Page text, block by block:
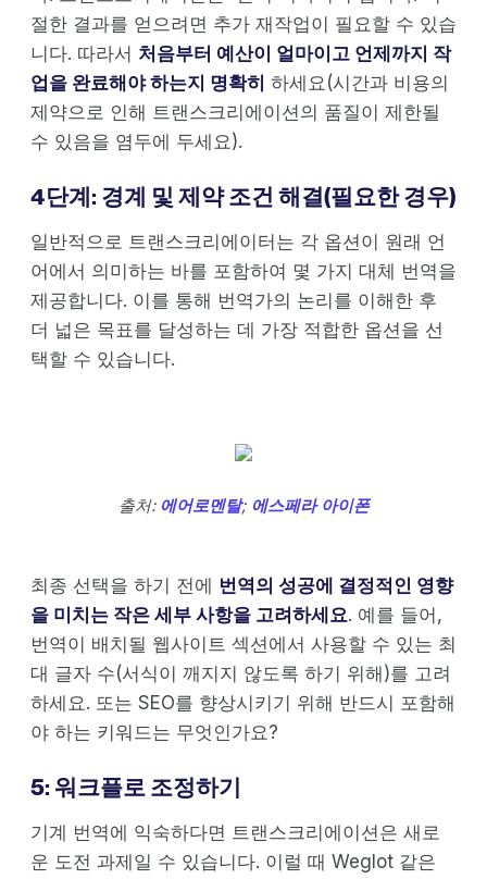
절한 결과를 얻으려면 추가 재작업이 필요할 수 있습
니다. 따라서 처음부터 예산이 얼마이고 언제까지 작
업을 완료해야 하는지 명확히 하세요(시간과 비용의
제약으로 인해 트랜스크리에이션의 품질이 제한될
수 있음을 염두에 두세요).
4단계: 경계 및 제약 조건 해결(필요한 경우)
일반적으로 트랜스크리에이터는 각 옵션이 원래 언
어에서 의미하는 바를 포함하여 몇 가지 대체 번역을
제공합니다. 이를 통해 번역가의 논리를 이해한 후
더 넓은 목표를 달성하는 데 가장 적합한 옵션을 선
택할 수 있습니다.
출처: 에어로멘탈; 에스페라 아이폰
최종 선택을 하기 전에 번역의 성공에 결정적인 영향
을 미치는 작은 세부 사항을 고려하세요. 예를 들어,
번역이 배치될 웹사이트 섹션에서 사용할 수 있는 최
대 글자 수(서식이 깨지지 않도록 하기 위해)를 고려
하세요. 또는 SEO를 향상시키기 위해 반드시 포함해
야 하는 키워드는 무엇인가요?
5: 워크플로 조정하기
기계 번역에 익숙하다면 트랜스크리에이션은 새로
운 도전 과제일 수 있습니다. 이럴 때 Weglot 같은